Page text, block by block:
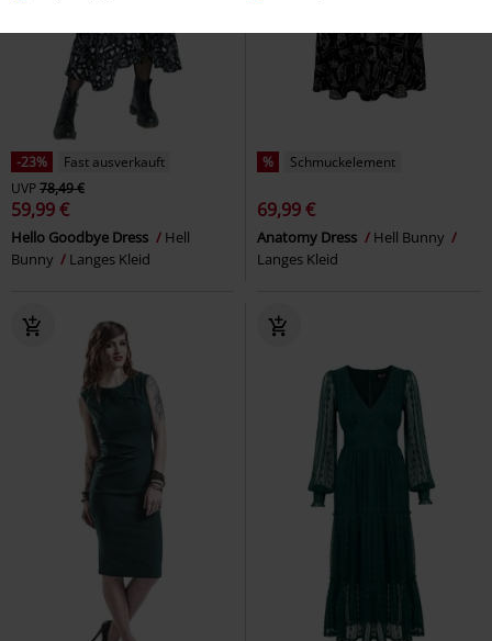
-23%
Fast ausverkauft
UVP78,49 €
59,99 €
Hello Goodbye Dress
Hell
Bunny
Langes Kleid
% Schmuckelement
69,99 €
Anatomy Dress
Hell Bunny
Langes Kleid